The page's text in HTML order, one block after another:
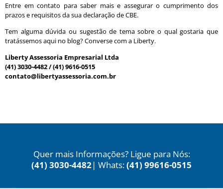
Entre em contato para saber mais e assegurar o cumprimento dos
prazos e requisitos da sua declaração de CBE.
Tem alguma dúvida ou sugestão de tema sobre o qual gostaria que
tratássemos aqui no blog? Converse com a Liberty.
Liberty Assessoria Empresarial Ltda
(41) 3030-4482 / (41) 9616-0515
contato@libertyassessoria.com.br
Quer mais Informações? Ligue para Nós:
(41) 3030-4482| Whats:(41) 99616-0515